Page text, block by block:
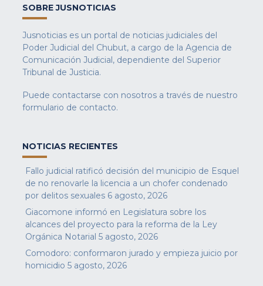
SOBRE JUSNOTICIAS
Jusnoticias es un portal de noticias judiciales del
Poder Judicial del Chubut, a cargo de la Agencia de
Comunicación Judicial, dependiente del Superior
Tribunal de Justicia.
Puede contactarse con nosotros a través de nuestro
formulario de contacto.
NOTICIAS RECIENTES
Fallo judicial ratificó decisión del municipio de Esquel
de no renovarle la licencia a un chofer condenado
por delitos sexuales 6 agosto, 2026
Giacomone informó en Legislatura sobre los
alcances del proyecto para la reforma de la Ley
Orgánica Notarial 5 agosto, 2026
Comodoro: conformaron jurado y empieza juicio por
homicidio 5 agosto, 2026